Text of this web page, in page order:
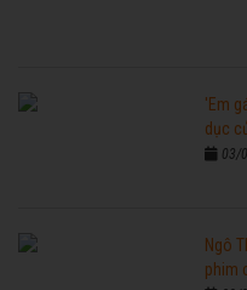
'Em
dục
03/
Ngô
phim